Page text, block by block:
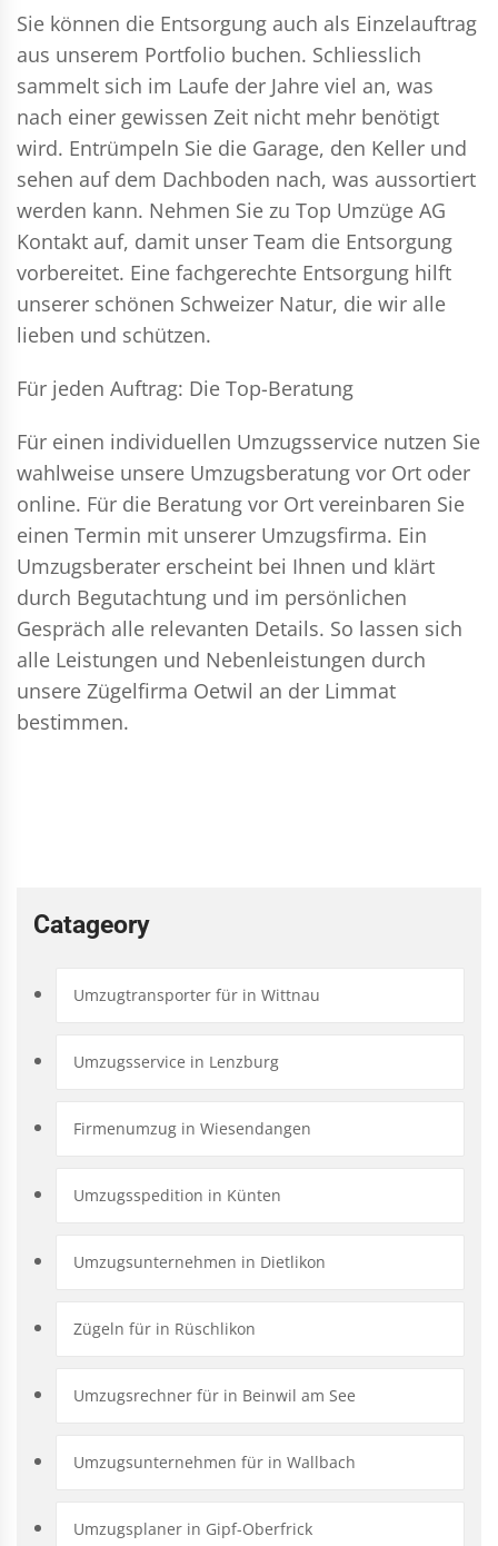
Sie können die Entsorgung auch als Einzelauftrag
aus unserem Portfolio buchen. Schliesslich
sammelt sich im Laufe der Jahre viel an, was
nach einer gewissen Zeit nicht mehr benötigt
wird. Entrümpeln Sie die Garage, den Keller und
sehen auf dem Dachboden nach, was aussortiert
werden kann. Nehmen Sie zu Top Umzüge AG
Kontakt auf, damit unser Team die Entsorgung
vorbereitet. Eine fachgerechte Entsorgung hilft
unserer schönen Schweizer Natur, die wir alle
lieben und schützen.
Für jeden Auftrag: Die Top-Beratung
Für einen individuellen Umzugsservice nutzen Sie
wahlweise unsere Umzugsberatung vor Ort oder
online. Für die Beratung vor Ort vereinbaren Sie
einen Termin mit unserer Umzugsfirma. Ein
Umzugsberater erscheint bei Ihnen und klärt
durch Begutachtung und im persönlichen
Gespräch alle relevanten Details. So lassen sich
alle Leistungen und Nebenleistungen durch
unsere Zügelfirma Oetwil an der Limmat
bestimmen.
Catageory
Umzugtransporter für in Wittnau
Umzugsservice in Lenzburg
Firmenumzug in Wiesendangen
Umzugsspedition in Künten
Umzugsunternehmen in Dietlikon
Zügeln für in Rüschlikon
Umzugsrechner für in Beinwil am See
Umzugsunternehmen für in Wallbach
Umzugsplaner in Gipf-Oberfrick